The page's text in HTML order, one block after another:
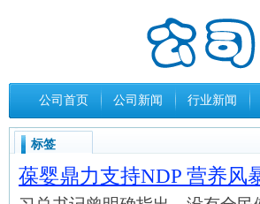
公司首页 公司新闻 行业新闻
标签
葆婴鼎力支持NDP 营养风